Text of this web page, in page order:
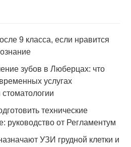
9 класса, если нравится
зубов в Люберцах: что
услугах
стоматологии
технические
руководство от Регламентум
УЗИ грудной клетки и